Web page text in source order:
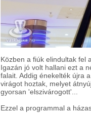
Közben a fiúk elindultak fel
Igazán jó volt hallani ezt a
falait. Addig énekelték újra
virágot hoztak, melyet
gyorsan 'elszivárogott'...
Ezzel a programmal a